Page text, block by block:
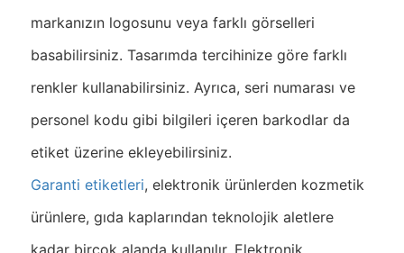
markanızın logosunu veya farklı görselleri
basabilirsiniz. Tasarımda tercihinize göre farklı
renkler kullanabilirsiniz. Ayrıca, seri numarası ve
personel kodu gibi bilgileri içeren barkodlar da
etiket üzerine ekleyebilirsiniz.
Garanti etiketleri, elektronik ürünlerden kozmetik
ürünlere, gıda kaplarından teknolojik aletlere
kadar birçok alanda kullanılır. Elektronik